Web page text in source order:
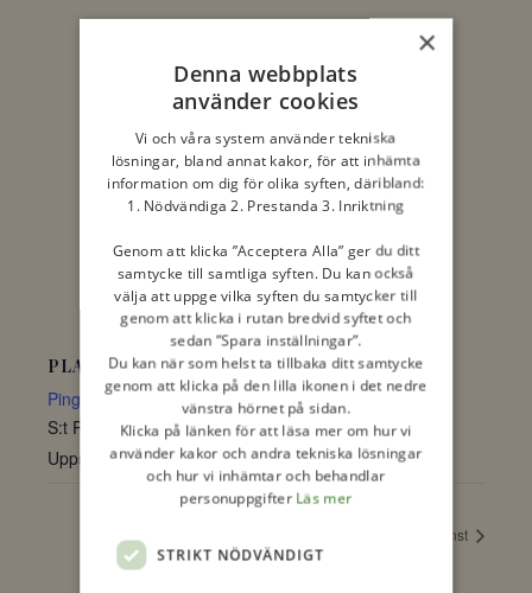
PLATS
Pingstkyrkan
S:t Persgatan 9
Uppsala , Uppsala 753 20 Sverige + Google Map
Gudstjänst
×
Denna webbplats
använder cookies
Vi och våra system använder tekniska
lösningar, bland annat kakor, för att inhämta
information om dig för olika syften, däribland:
1. Nödvändiga 2. Prestanda 3. Inriktning
Genom att klicka ”Acceptera Alla” ger du ditt
samtycke till samtliga syften. Du kan också
välja att uppge vilka syften du samtycker till
genom att klicka i rutan bredvid syftet och
sedan ”Spara inställningar”.
Du kan när som helst ta tillbaka ditt samtycke
genom att klicka på den lilla ikonen i det nedre
vänstra hörnet på sidan.
Klicka på länken för att läsa mer om hur vi
använder kakor och andra tekniska lösningar
och hur vi inhämtar och behandlar
personuppgifter Läs mer
STRIKT NÖDVÄNDIGT